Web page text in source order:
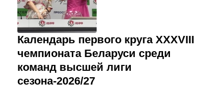
Календарь первого круга XXXVIII
чемпионата Беларуси среди
команд высшей лиги
сезона-2026/27